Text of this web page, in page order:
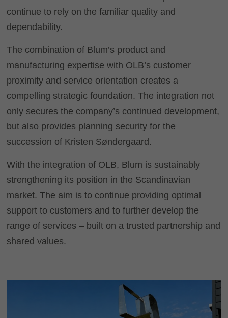
continue to rely on the familiar quality and
dependability.
The combination of Blum’s product and
manufacturing expertise with OLB’s customer
proximity and service orientation creates a
compelling strategic foundation. The integration not
only secures the company’s continued development,
but also provides planning security for the
succession of Kristen Søndergaard.
With the integration of OLB, Blum is sustainably
strengthening its position in the Scandinavian
market. The aim is to continue providing optimal
support to customers and to further develop the
range of services – built on a trusted partnership and
shared values.